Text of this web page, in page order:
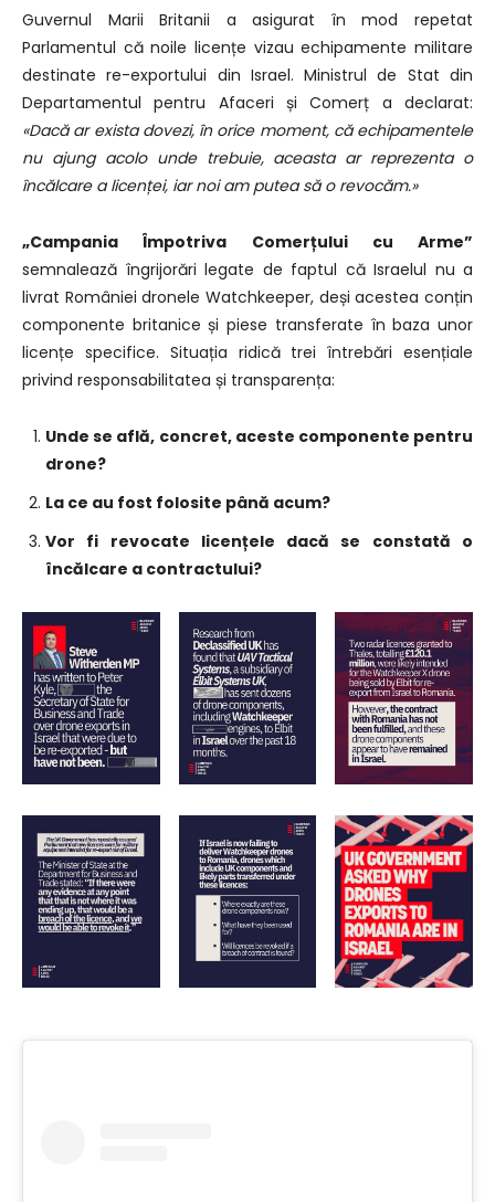
Guvernul Marii Britanii a asigurat în mod repetat
Parlamentul că noile licențe vizau echipamente militare
destinate re-exportului din Israel. Ministrul de Stat din
Departamentul pentru Afaceri și Comerț a declarat:
«Dacă ar exista dovezi, în orice moment, că echipamentele
nu ajung acolo unde trebuie, aceasta ar reprezenta o
încălcare a licenței, iar noi am putea să o revocăm.»
„Campania Împotriva Comerțului cu Arme”
semnalează îngrijorări legate de faptul că Israelul nu a
livrat României dronele Watchkeeper, deși acestea conțin
componente britanice și piese transferate în baza unor
licențe specifice. Situația ridică trei întrebări esențiale
privind responsabilitatea și transparența:
Unde se află, concret, aceste componente pentru
drone?
La ce au fost folosite până acum?
Vor fi revocate licențele dacă se constată o
încălcare a contractului?